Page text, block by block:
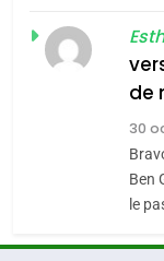
de
30
Ben
le